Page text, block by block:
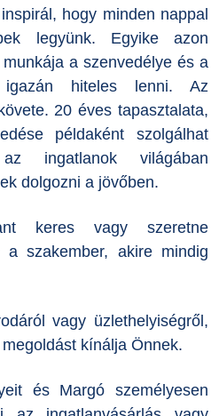
hogy minden nappal
legyünk. Egyike azon
a szenvedélye és a
hiteles lenni. Az
20 éves tapasztalata,
példaként szolgálhat
ingatlanok világában
dolgozni a jövőben.
keres vagy szeretne
szakember, akire mindig
vagy üzlethelyiségről,
kínálja Önnek.
és Margó személyesen